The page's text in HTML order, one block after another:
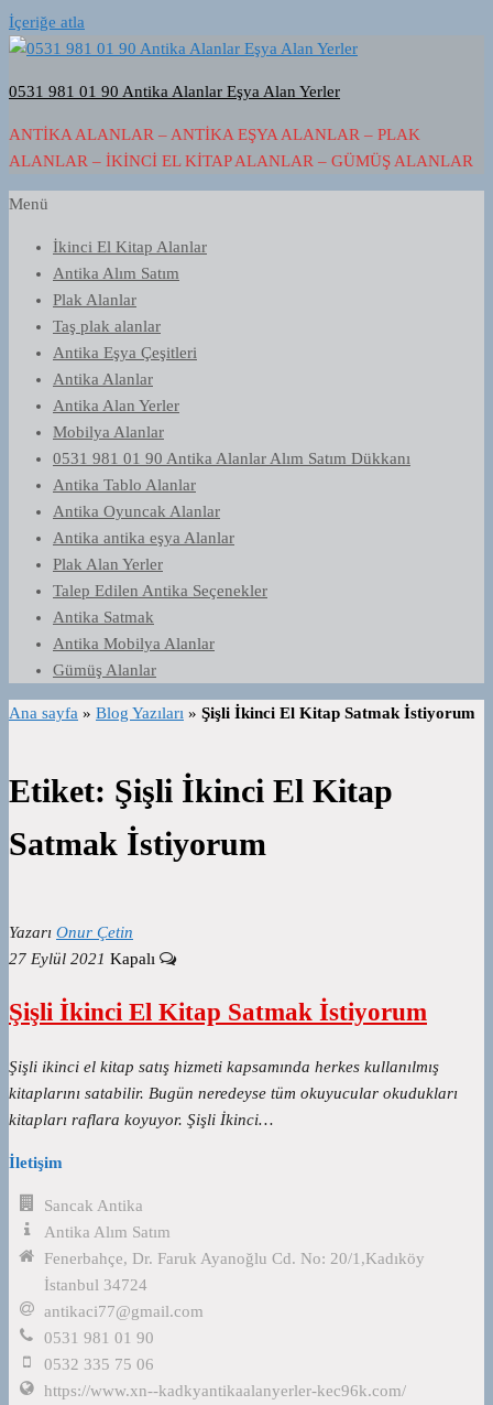
İçeriğe atla
0531 981 01 90 Antika Alanlar Eşya Alan Yerler
ANTIKA ALANLAR – ANTIKA EŞYA ALANLAR – PLAK
ALANLAR – İKINCI EL KITAP ALANLAR – GÜMÜŞ ALANLAR
Menü
İkinci El Kitap Alanlar
Antika Alım Satım
Plak Alanlar
Taş plak alanlar
Antika Eşya Çeşitleri
Antika Alanlar
Antika Alan Yerler
Mobilya Alanlar
0531 981 01 90 Antika Alanlar Alım Satım Dükkanı
Antika Tablo Alanlar
Antika Oyuncak Alanlar
Antika antika eşya Alanlar
Plak Alan Yerler
Talep Edilen Antika Seçenekler
Antika Satmak
Antika Mobilya Alanlar
Gümüş Alanlar
Ana sayfa » Blog Yazıları » Şişli İkinci El Kitap Satmak İstiyorum
Etiket: Şişli İkinci El Kitap
Satmak İstiyorum
Yazarı Onur Çetin
27 Eylül 2021 Kapalı
Şişli İkinci El Kitap Satmak İstiyorum
Şişli ikinci el kitap satış hizmeti kapsamında herkes kullanılmış
kitaplarını satabilir. Bugün neredeyse tüm okuyucular okudukları
kitapları raflara koyuyor. Şişli İkinci…
İletişim
Sancak Antika
Antika Alım Satım
Fenerbahçe, Dr. Faruk Ayanoğlu Cd. No: 20/1,Kadıköy
İstanbul 34724
antikaci77@gmail.com
0531 981 01 90
0532 335 75 06
https://www.xn--kadkyantikaalanyerler-kec96k.com/